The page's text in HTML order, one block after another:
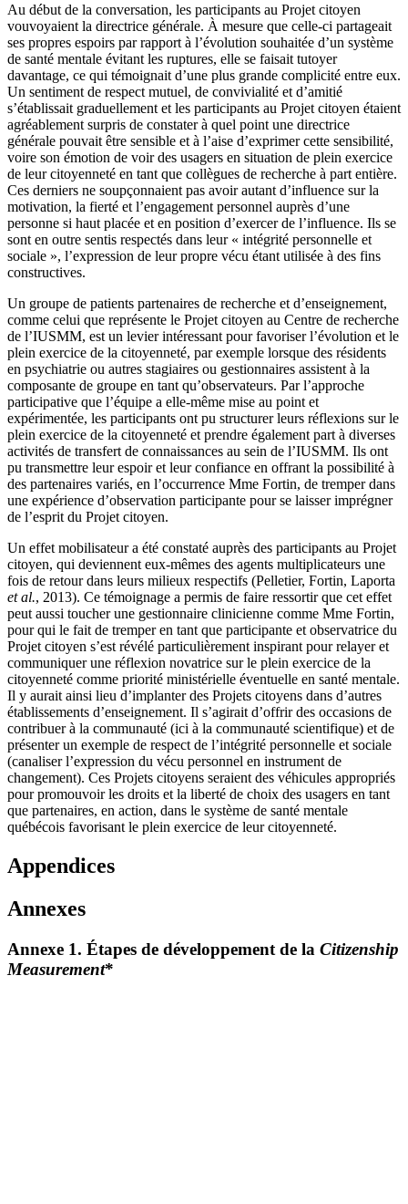
Au début de la conversation, les participants au Projet citoyen
vouvoyaient la directrice générale. À mesure que celle-ci partageait
ses propres espoirs par rapport à l’évolution souhaitée d’un système
de santé mentale évitant les ruptures, elle se faisait tutoyer
davantage, ce qui témoignait d’une plus grande complicité entre eux.
Un sentiment de respect mutuel, de convivialité et d’amitié
s’établissait graduellement et les participants au Projet citoyen étaient
agréablement surpris de constater à quel point une directrice
générale pouvait être sensible et à l’aise d’exprimer cette sensibilité,
voire son émotion de voir des usagers en situation de plein exercice
de leur citoyenneté en tant que collègues de recherche à part entière.
Ces derniers ne soupçonnaient pas avoir autant d’influence sur la
motivation, la fierté et l’engagement personnel auprès d’une
personne si haut placée et en position d’exercer de l’influence. Ils se
sont en outre sentis respectés dans leur « intégrité personnelle et
sociale », l’expression de leur propre vécu étant utilisée à des fins
constructives.
Un groupe de patients partenaires de recherche et d’enseignement,
comme celui que représente le Projet citoyen au Centre de recherche
de l’IUSMM, est un levier intéressant pour favoriser l’évolution et le
plein exercice de la citoyenneté, par exemple lorsque des résidents
en psychiatrie ou autres stagiaires ou gestionnaires assistent à la
composante de groupe en tant qu’observateurs. Par l’approche
participative que l’équipe a elle-même mise au point et
expérimentée, les participants ont pu structurer leurs réflexions sur le
plein exercice de la citoyenneté et prendre également part à diverses
activités de transfert de connaissances au sein de l’IUSMM. Ils ont
pu transmettre leur espoir et leur confiance en offrant la possibilité à
des partenaires variés, en l’occurrence Mme Fortin, de tremper dans
une expérience d’observation participante pour se laisser imprégner
de l’esprit du Projet citoyen.
Un effet mobilisateur a été constaté auprès des participants au Projet
citoyen, qui deviennent eux-mêmes des agents multiplicateurs une
fois de retour dans leurs milieux respectifs (Pelletier, Fortin, Laporta
et al., 2013). Ce témoignage a permis de faire ressortir que cet effet
peut aussi toucher une gestionnaire clinicienne comme Mme Fortin,
pour qui le fait de tremper en tant que participante et observatrice du
Projet citoyen s’est révélé particulièrement inspirant pour relayer et
communiquer une réflexion novatrice sur le plein exercice de la
citoyenneté comme priorité ministérielle éventuelle en santé mentale.
Il y aurait ainsi lieu d’implanter des Projets citoyens dans d’autres
établissements d’enseignement. Il s’agirait d’offrir des occasions de
contribuer à la communauté (ici à la communauté scientifique) et de
présenter un exemple de respect de l’intégrité personnelle et sociale
(canaliser l’expression du vécu personnel en instrument de
changement). Ces Projets citoyens seraient des véhicules appropriés
pour promouvoir les droits et la liberté de choix des usagers en tant
que partenaires, en action, dans le système de santé mentale
québécois favorisant le plein exercice de leur citoyenneté.
Appendices
Annexes
Annexe 1. Étapes de développement de la Citizenship
Measurement*